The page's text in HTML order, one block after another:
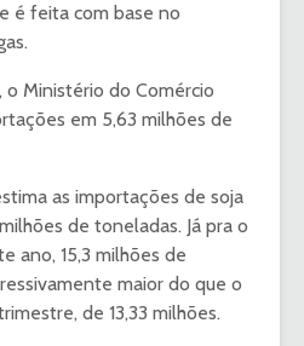
é feita com base no
Ministério do Comércio
em 5,63 milhões de
as importações de soja
de toneladas. Já pra o
ano, 15,3 milhões de
maior do que o
de 13,33 milhões.